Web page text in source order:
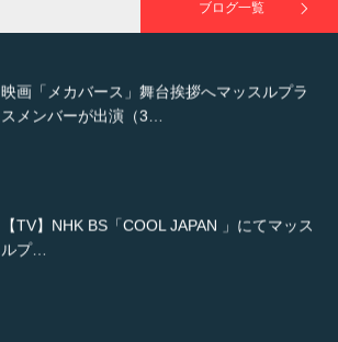
ブログ一覧
映画「メカバース」舞台挨拶へマッスルプラ
スメンバーが出演（3…
【TV】NHK BS「COOL JAPAN 」にてマッス
ルプ…